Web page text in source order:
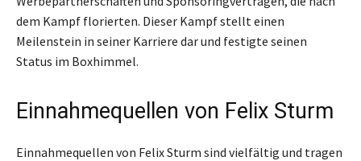
dem Kampf florierten. Dieser Kampf stellt einen
Meilenstein in seiner Karriere dar und festigte seinen
Status im Boxhimmel.
Einnahmequellen von Felix Sturm
Einnahmequellen von Felix Sturm sind vielfältig und tragen